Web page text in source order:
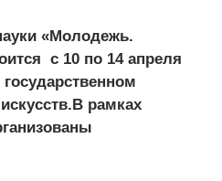
«Молодежь.
с 10 по 14 апреля
рамках